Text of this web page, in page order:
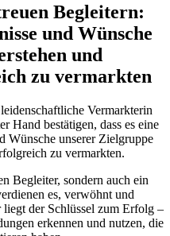
Begleitern:
und⁣ Wünsche
und
zu vermarkten
Vermarkterin
Hand‍ bestätigen, dass es eine
Wünsche unserer ‌Zielgruppe
zu vermarkten.
Begleiter, sondern auch ein
⁤es, verwöhnt⁣ und
der⁣ Schlüssel zum Erfolg –
erkennen und nutzen, die